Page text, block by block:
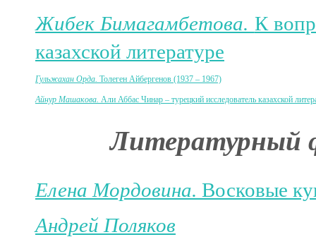
Жибек Бимагамбетова. К
казахской литературе
Гульжахан Орда. Толеген Айбергенов (1937 – 1967)
Айнур Машакова. Али Аббас Чинар – турецкий исследователь казахской
Литературный
Елена Мордовина. Восковые
Андрей Поляков